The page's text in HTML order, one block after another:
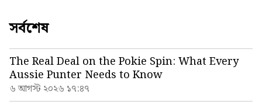
সর্বশেষ
The Real Deal on the Pokie Spin: What Every
Aussie Punter Needs to Know
৬ আগস্ট ২০২৬ ১৭:৪৭